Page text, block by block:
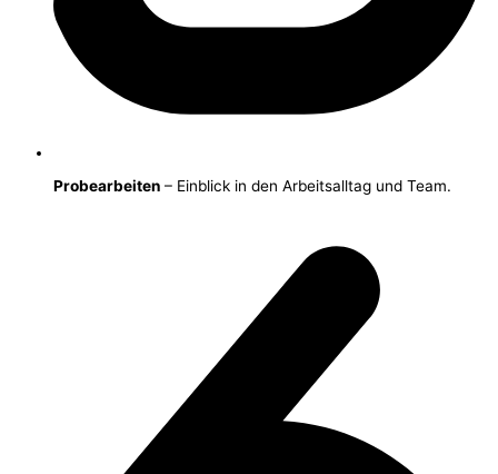
Probearbeiten – Einblick in den Arbeitsalltag und Team.